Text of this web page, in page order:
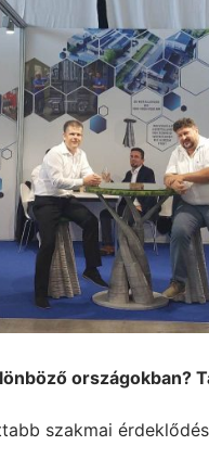
országokban?
szakmai